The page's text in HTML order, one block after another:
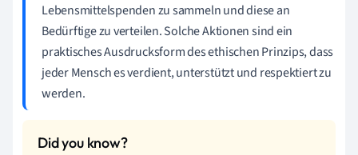
Lebensmittelspenden zu sammeln und diese an
Bedürftige zu verteilen. Solche Aktionen sind ein
praktisches Ausdrucksform des ethischen Prinzips, dass
jeder Mensch es verdient, unterstützt und respektiert zu
werden.